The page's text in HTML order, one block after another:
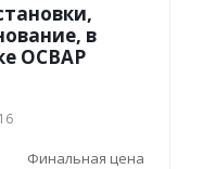
в
ОСВАР
Финальная цена